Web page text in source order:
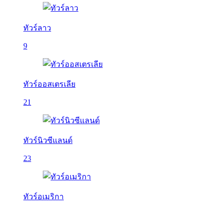
ทัวร์ลาว
9
ทัวร์ออสเตรเลีย
21
ทัวร์นิวซีแลนด์
23
ทัวร์อเมริกา